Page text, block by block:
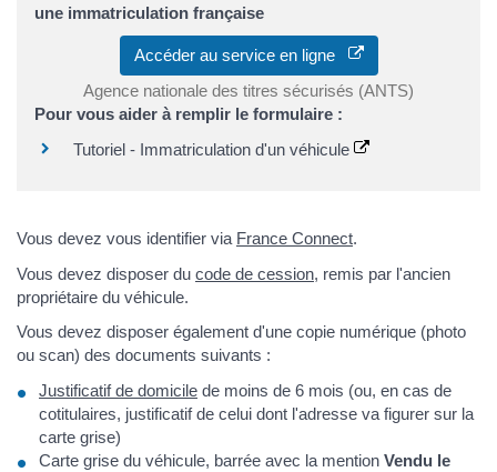
une immatriculation française
Accéder au service en ligne
Agence nationale des titres sécurisés (ANTS)
Pour vous aider à remplir le formulaire :
Tutoriel - Immatriculation d'un véhicule
Vous devez vous identifier via France Connect.
Vous devez disposer du code de cession, remis par l'ancien
propriétaire du véhicule.
Vous devez disposer également d'une copie numérique (photo
ou scan) des documents suivants :
Justificatif de domicile de moins de 6 mois (ou, en cas de
cotitulaires, justificatif de celui dont l'adresse va figurer sur la
carte grise)
Carte grise du véhicule, barrée avec la mention Vendu le